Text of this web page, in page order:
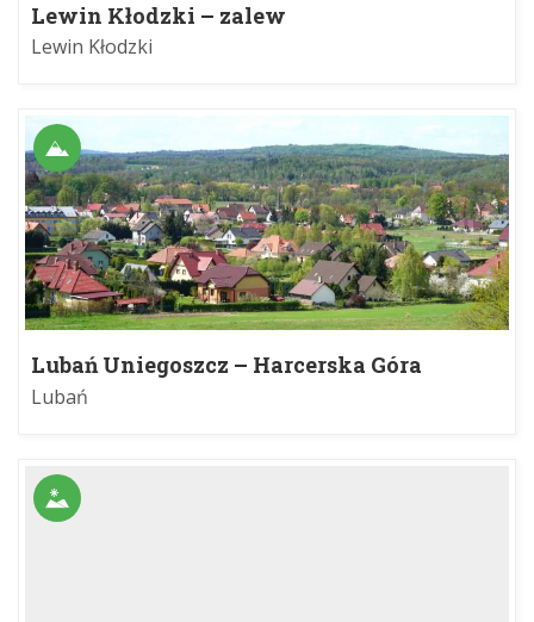
Lewin Kłodzki – zalew
Lewin Kłodzki
Lubań Uniegoszcz – Harcerska Góra
Lubań